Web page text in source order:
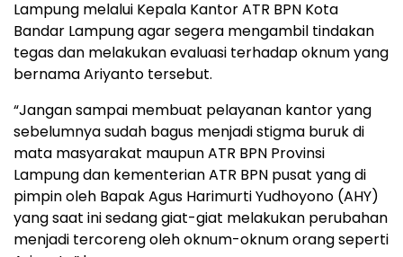
Lampung melalui Kepala Kantor ATR BPN Kota
Bandar Lampung agar segera mengambil tindakan
tegas dan melakukan evaluasi terhadap oknum yang
bernama Ariyanto tersebut.
“Jangan sampai membuat pelayanan kantor yang
sebelumnya sudah bagus menjadi stigma buruk di
mata masyarakat maupun ATR BPN Provinsi
Lampung dan kementerian ATR BPN pusat yang di
pimpin oleh Bapak Agus Harimurti Yudhoyono (AHY)
yang saat ini sedang giat-giat melakukan perubahan
menjadi tercoreng oleh oknum-oknum orang seperti